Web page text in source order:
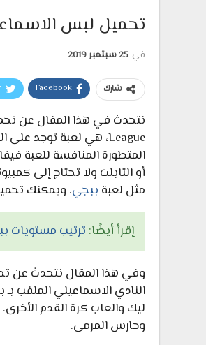
تحميل لبس الاسماعيلي في دريم
في 25 سبتمبر 2019
شارك Facebook
المتطورة المنافسة للعبة
أو التابلت ولا تحتاج إلى
مثل لعبة ببجي. ويمكنك
إقرأ أيضًا: ترتيب مستويات
النادي الاسماعيلي الملقب
ليك والعاب كرة القدم
وحارس المرمى.